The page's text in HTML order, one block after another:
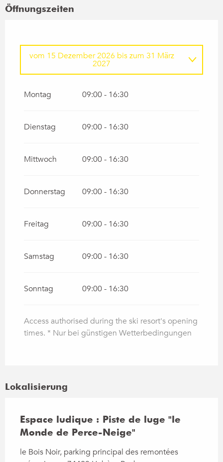
Öffnungszeiten
vom 15 Dezember 2026 bis zum 31 März
2027
Montag 09:00 - 16:30
Dienstag 09:00 - 16:30
Mittwoch 09:00 - 16:30
Donnerstag 09:00 - 16:30
Freitag 09:00 - 16:30
Samstag 09:00 - 16:30
Sonntag 09:00 - 16:30
Access authorised during the ski resort's opening
times. * Nur bei günstigen Wetterbedingungen
Lokalisierung
Espace ludique : Piste de luge "le
Monde de Perce-Neige"
le Bois Noir, parking principal des remontées